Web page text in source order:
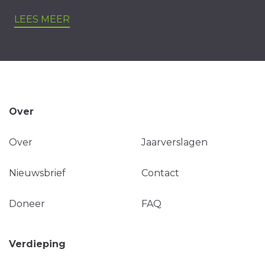
LEES MEER
Over
Over Jaarverslagen
Nieuwsbrief Contact
Doneer FAQ
Verdieping